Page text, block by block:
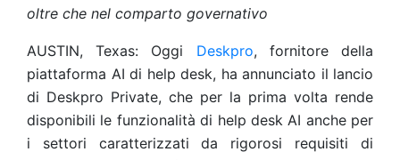
oltre che nel comparto governativo
AUSTIN, Texas: Oggi Deskpro, fornitore della
piattaforma AI di help desk, ha annunciato il lancio
di Deskpro Private, che per la prima volta rende
disponibili le funzionalità di help desk AI anche per
i settori caratterizzati da rigorosi requisiti di